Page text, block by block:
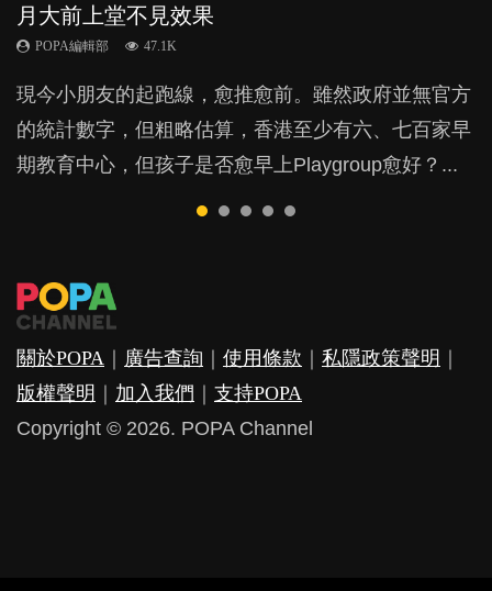
月大前上堂不見效果
POPA編輯部 47.1K
現今小朋友的起跑線，愈推愈前。雖然政府並無官方
的統計數字，但粗略估算，香港至少有六、七百家早
期教育中心，但孩子是否愈早上Playgroup愈好？...
與懲罰？
POPA編輯部 33.1K
由美國學者所創的 tools of the mind 課程，學生以遊
戲方式學習，學術能力和自制能力亦明顯比其他小朋
友優勝，到底這課程有何特別之處？...
POPA編輯部 15.9K
鬱，影響日常生活，嚴重的甚至會有自殺，或傷害小
朋友的念頭。但為何爸爸患上產後抑鬱往往難以察
覺？...
力與價值
POPA編輯部 25.8K
許多媽媽心底可能都有一刻掙扎過：究竟全職好，還
是在職好。雖說每個家庭都有自己的獨特狀況和考慮
因素，但原來全職和在職媽媽所養育的子女其實都各
POPA編輯部 25.5K
成吮手指的習慣，大個就很難戒，但原來一刀切阻止
他們放東西入口，隨時會影響孩子的身心發展？...
關於POPA ｜ 廣告查詢 ｜ 使用條款 ｜ 私隱政策聲明 ｜
版權聲明 ｜ 加入我們 ｜ 支持POPA
Copyright © 2026. POPA Channel